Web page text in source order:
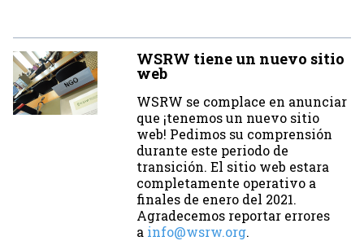
WSRW tiene un nuevo sitio
web
WSRW se complace en anunciar
que ¡tenemos un nuevo sitio
web! Pedimos su comprensión
durante este periodo de
transición. El sitio web estara
completamente operativo a
finales de enero del 2021.
Agradecemos reportar errores
a info@wsrw.org.